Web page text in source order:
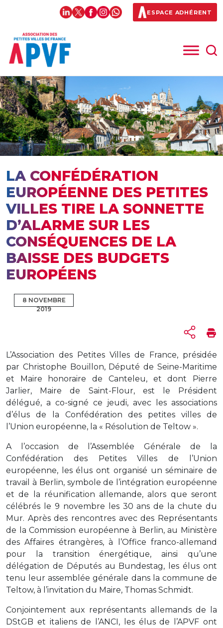
ESPACE ADHÉRENT
LA CONFÉDÉRATION
EUROPÉENNE DES PETITES
VILLES TIRE LA SONNETTE
D’ALARME SUR LES
CONSÉQUENCES DE LA
BAISSE DES BUDGETS
EUROPÉENS
8 NOVEMBRE
2019
L’Association des Petites Villes de France, présidée
par Christophe Bouillon, Député de Seine-Maritime
et Maire honoraire de Canteleu, et dont Pierre
Jarlier, Maire de Saint-Flour, est le Président
délégué, a co-signé ce jeudi, avec les associations
d’élus de la Confédération des petites villes de
l’Union européenne, la « Résolution de Teltow ».
A l’occasion de l’Assemblée Générale de la
Confédération des Petites Villes de l’Union
européenne, les élus ont organisé un séminaire de
travail à Berlin, symbole de l’intégration européenne
et de la réunification allemande, alors que seront
célébrés le 9 novembre les 30 ans de la chute du
Mur. Après des rencontres avec des Représentants
de la Commission européenne à Berlin, au Ministère
des Affaires étrangères, à l’Office franco-allemand
pour la transition énergétique, ainsi qu’une
délégation de Députés au Bundestag, les élus ont
tenu leur assemblée générale dans la commune de
Teltow, à l’invitation du Maire, Thomas Schmidt.
Conjointement aux représentants allemands de la
DStGB et italiens de l’ANCI, les élus de l’APVF ont